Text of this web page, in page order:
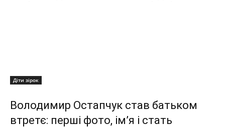
Діти зірок
Володимир Остапчук став батьком
втретє: перші фото, ім’я і стать